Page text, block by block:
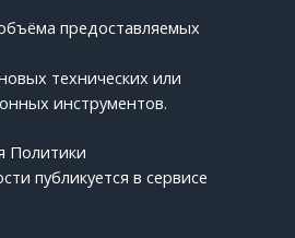
предоставляемых
технических или
инструментов.
Политики
публикуется в сервисе